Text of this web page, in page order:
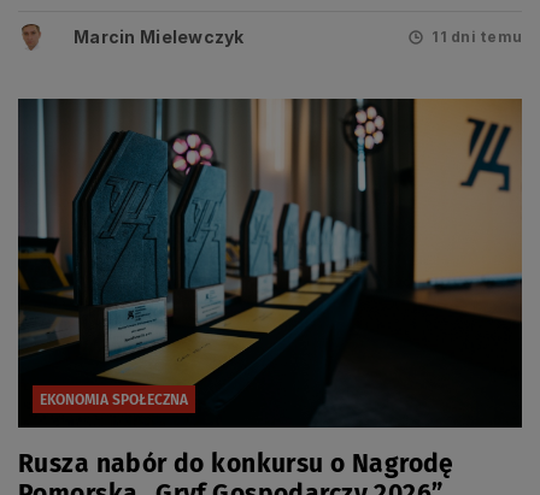
Marcin Mielewczyk 11 dni temu
EKONOMIA SPOŁECZNA
Rusza nabór do konkursu o Nagrodę